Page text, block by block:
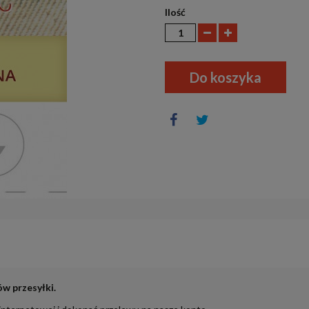
Ilość
Do koszyka
przesyłki.